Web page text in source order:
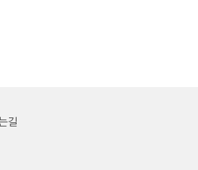
길